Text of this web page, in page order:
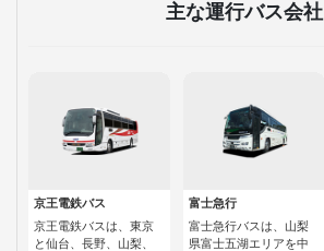
主な運行バス会社
京王電鉄バス
京王電鉄バスは、東京
と仙台、長野、山梨、
富士急行
富士急行バスは、山梨
県富士五湖エリアを中